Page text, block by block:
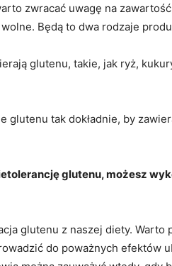
zwracać uwagę na
Będą to dwa rodzaje
glutenu, takie, jak ryż,
glutenu tak dokładnie, by
glutenu, możesz
glutenu z naszej diety. Warto
do poważnych efektów